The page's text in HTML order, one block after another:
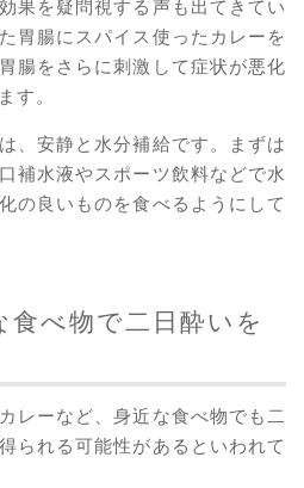
果を疑問視する声も出てきてい
胃腸にスパイス使ったカレーを
腸をさらに刺激して症状が悪化
す。
、安静と水分補給です。まずは
補水液やスポーツ飲料などで水
の良いものを食べるようにして
べ物で二日酔いを
レーなど、身近な食べ物でも二
られる可能性があるといわれて